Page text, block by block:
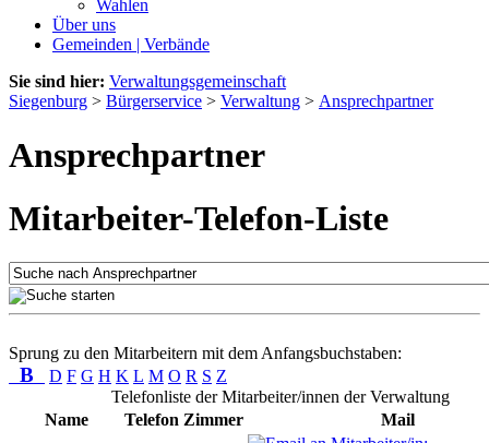
Wahlen
Über uns
Gemeinden | Verbände
Sie sind hier: Verwaltungsgemeinschaft
Siegenburg > Bürgerservice > Verwaltung > Ansprechpartner
Ansprechpartner
Mitarbeiter-Telefon-Liste
Sprung zu den Mitarbeitern mit dem Anfangsbuchstaben:
B D F G H K L M O R S Z
Telefonliste der Mitarbeiter/innen der Verwaltung
Name
Telefon Zimmer
Mail